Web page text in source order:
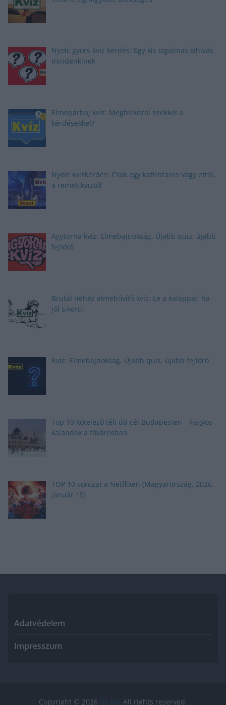
Nyolc gyors kvíz kérdés: Egy kis izgalmas kihívás
mindenkinek
Elmepárbaj kvíz: Megbirkózol ezekkel a
kérdésekkel?
Nyolc kvízkérdés: Csak egy kattintásra vagy ettől,
a remek kvíztől
Agytorna kvíz: Elmebajnokság. Újabb quiz, újabb
fejtörő
Brutál nehéz elmebővítő kvíz: Le a kalappal, ha
jól sikerül
Kvíz: Elmebajnokság. Újabb quiz, újabb fejtörő
Top 10 kötelező téli úti cél Budapesten – Fagyos
kalandok a fővárosban
TOP 10 sorozat a Netflixen (Magyarország, 2026.
január 15)
Adatvédelem
Impresszum
Copyright © 2026 tiz.hu. All rights reserved.